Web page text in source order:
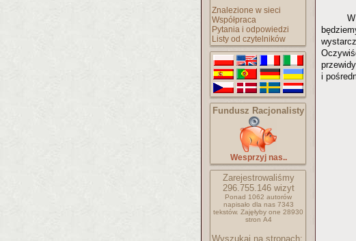
Znalezione w sieci
Współpraca
Pytania i odpowiedzi
Listy od czytelników
Fundusz Racjonalisty
Wesprzyj nas..
Zarejestrowaliśmy
296.755.146wizyt
Ponad 1062 autorów
napisało dla nas 7343
tekstów. Zajęłyby one 28930
stron A4
Wyszukaj na stronach:
i